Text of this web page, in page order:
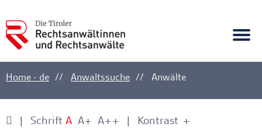
Ankerlink
Home - de Anwaltssuche Anwälte
Schrift A A+ A++ Kontrast +
-